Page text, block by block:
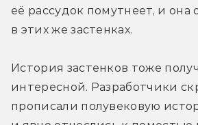
её рассудок помутнеет, и она
в этих же застенках.
История застенков тоже
интересной. Разработчики
прописали полувековую